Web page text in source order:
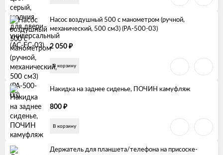
Насос воздушный 500 с манометром (ручной,
механический, 500 см3) (PA-500-03)
2 050 ₽
В корзину
Накидка на заднее сиденье, ПОЧИН камуфляж
800 ₽
В корзину
Держатель для планшета/телефона на присоске-